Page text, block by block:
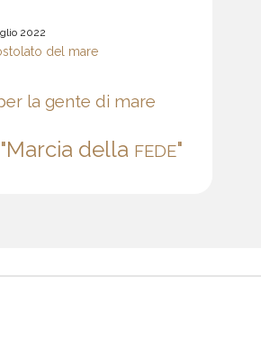
2022
del mare
la gente di mare
della FEDE"